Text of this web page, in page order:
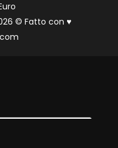
© Fatto con ♥